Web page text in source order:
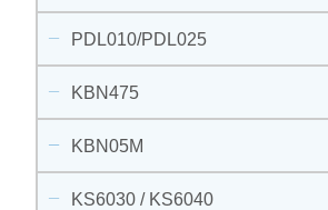
PDL010/PDL025
KBN475
KBN05M
KS6030 / KS6040